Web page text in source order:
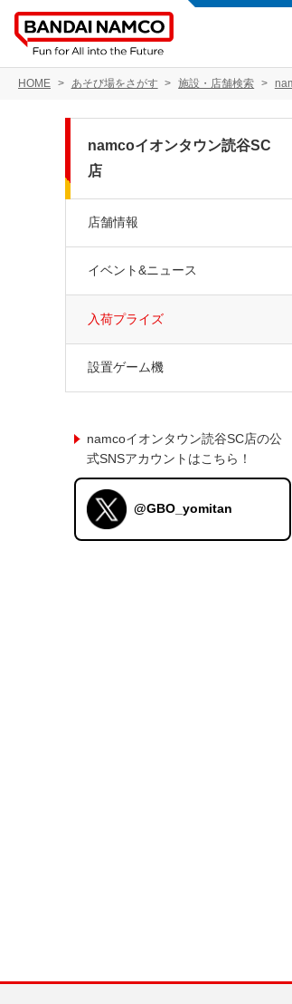
HOME あそび場をさがす 施設・店舗検索
namcoイオンタウン読谷SC
店
店舗情報
イベント&ニュース
入荷プライズ
設置ゲーム機
namcoイオンタウン読谷SC店の公
式SNSアカウントはこちら！
@GBO_yomitan